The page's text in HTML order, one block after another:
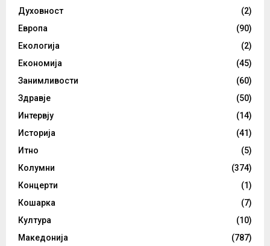
Духовност
(2)
Европа
(90)
Екологија
(2)
Економија
(45)
Занимливости
(60)
Здравје
(50)
Интервју
(14)
Историја
(41)
Итно
(5)
Колумни
(374)
Концерти
(1)
Кошарка
(7)
Култура
(10)
Македонија
(787)